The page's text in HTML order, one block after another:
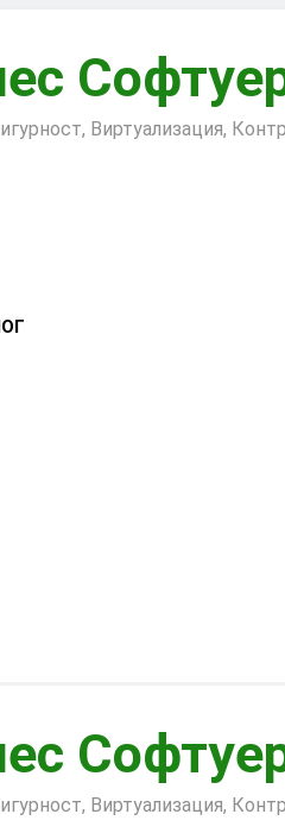
Виртуализация,
Виртуализация,